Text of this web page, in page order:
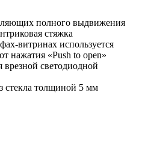
полного выдвижения
стяжка
витринах используется
нажатия «Push to open»
врезной светодиодной
стекла толщиной 5 мм